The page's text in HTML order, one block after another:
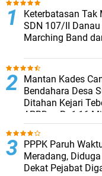
Keterbatasan Tak
SDN 107/II
Marching Band
Mantan Kades
Bendahara Desa
Ditahan Kejari
APBDes Rp1,16
PPPK Paruh
Meradang,
Dekat Pejabat